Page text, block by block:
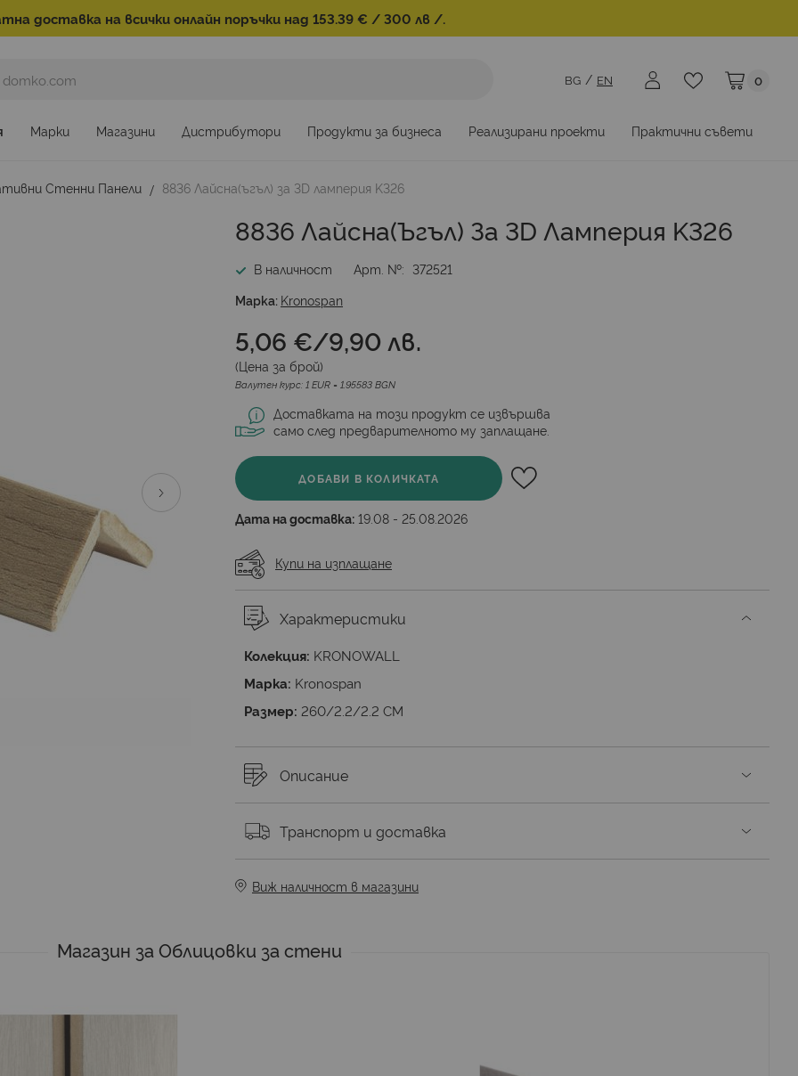
доставка на всички онлайн поръчки над 153.39 € / 300 лв /.
Моята
0
BG EN
Марки Магазини Дистрибутори Продукти за бизнеса Реализирани проекти Практични съвети
Стенни Панели
8836 Лайсна(ъгъл) за 3D ламперия K326
8836 Лайсна(ъгъл) За 3D Ламперия K326
В наличност Арт. №
372521
Марка: Kronospan
5,06 €/9,90 лв.
(Цена за брой)
Валутен курс: 1 EUR = 1.95583 BGN
Доставката на този продукт се извършва
само след предварителното му заплащане.
ДОБАВИ В КОЛИЧКАТА
Дата на доставка: 19.08 - 25.08.2026
Купи на изплащане
Характеристики
Колекция: KRONOWALL
Марка: Kronospan
Размер: 260/2.2/2.2 СМ
Описание
Транспорт и доставка
Виж наличност в магазини
Магазин за Облицовки за стени